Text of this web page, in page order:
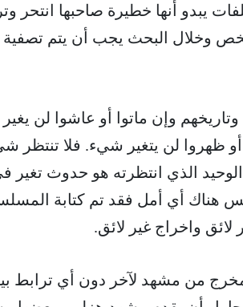
يبدو أنها خطيرة صاحبها انتحر
وخلال البحث يجب أن يتم
وإن ماتوا أو عاشوا لن يغير
لن يتغير شيء. فلا تنتظر
الذي انتظرته هو حدوث تغير
هناك أي أمل فقد تم كتابة
واخراج غير لائق.
من مشهد لآخر دون أي ترابط